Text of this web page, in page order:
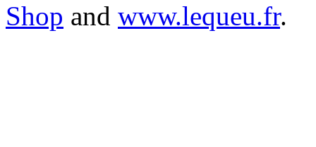
Shop and www.lequeu.fr.